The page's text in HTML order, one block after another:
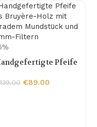
Pfeife
Mundstück
139.00 €89.00